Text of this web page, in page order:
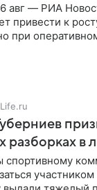
авг — РИА
привести к
при
Life.ru
разборках в
спортивному